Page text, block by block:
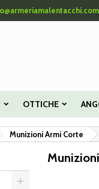
OTTICHE
Munizioni Armi Corte